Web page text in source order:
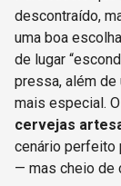
descontraído,
uma boa
de lugar
pressa, além
mais especial.
cervejas
cenário perfeito
— mas cheio de